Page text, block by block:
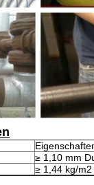
≥ 1,10 mm
≥ 1,44 kg/